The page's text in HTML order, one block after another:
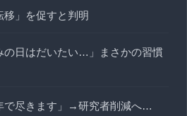
移」を促すと判明
の日はだいたい…」まさかの習慣
で尽きます」→研究者削減へ…